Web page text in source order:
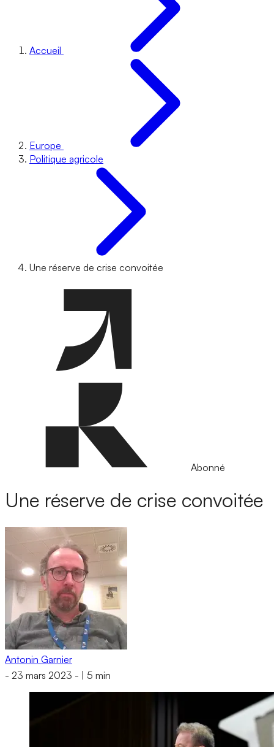
Accueil
Europe
Politique agricole
Une réserve de crise convoitée
Abonné
Une réserve de crise convoitée
Antonin Garnier
- 23 mars 2023 - 5 min